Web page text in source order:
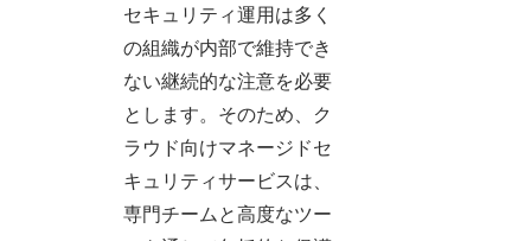
セキュリティ運用は多く
の組織が内部で維持でき
ない継続的な注意を必要
とします。そのため、ク
ラウド向けマネージドセ
キュリティサービスは、
専門チームと高度なツー